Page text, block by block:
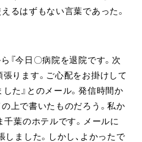
るはずもない言葉であった。
『今日〇病院を退院です。次
ります。ご心配をお掛けして
た』とのメール。発信時間か
の上で書いたものだろう。私か
千葉のホテルです。メールに
ました。しかし、よかったで